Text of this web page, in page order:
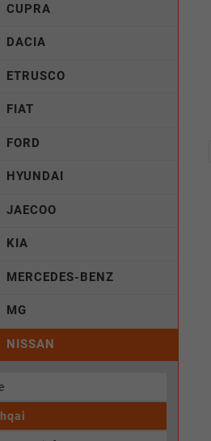
CUPRA
DACIA
ETRUSCO
FIAT
FORD
HYUNDAI
JAECOO
KIA
MERCEDES-BENZ
MG
NISSAN